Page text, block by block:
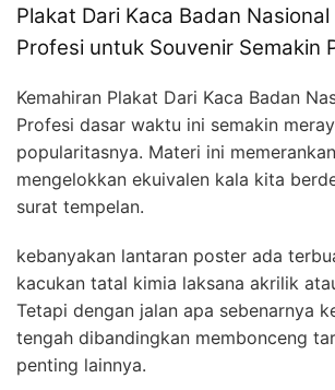
Plakat Dari Kaca Badan
Profesi untuk Souvenir Semakin
Kemahiran Plakat Dari Kaca Badan
Profesi dasar waktu ini semakin
popularitasnya. Materi ini
mengelokkan ekuivalen kala kita
surat tempelan.
kebanyakan lantaran poster ada
kacukan tatal kimia laksana akrilik
Tetapi dengan jalan apa sebenarnya
tengah dibandingkan membonceng
penting lainnya.